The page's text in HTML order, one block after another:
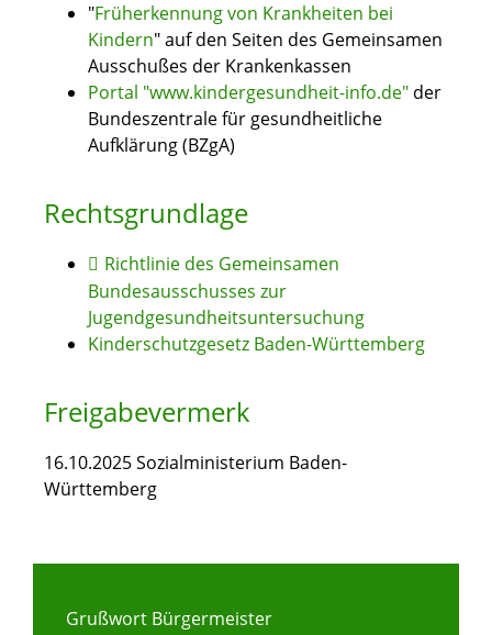
"Früherkennung von Krankheiten bei
Kindern" auf den Seiten des Gemeinsamen
Ausschußes der Krankenkassen
Portal "www.kindergesundheit-info.de" der
Bundeszentrale für gesundheitliche
Aufklärung (BZgA)
Rechtsgrundlage
Richtlinie des Gemeinsamen
Bundesausschusses zur
Jugendgesundheitsuntersuchung
Kinderschutzgesetz Baden-Württemberg
Freigabevermerk
16.10.2025Sozialministerium Baden-
Württemberg
Grußwort Bürgermeister